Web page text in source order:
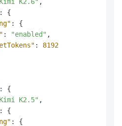
:
{
:
{
: "enabled" ,
:
8192
:
{
K2.5" ,
:
{
:
{